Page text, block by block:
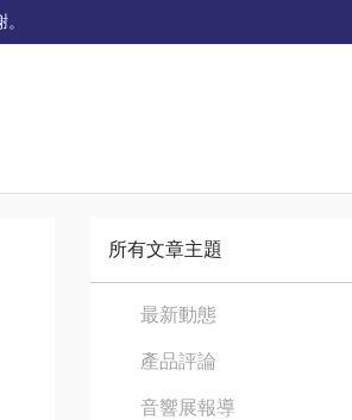
所有文章主題
最新動態
產品評論
音響展報導